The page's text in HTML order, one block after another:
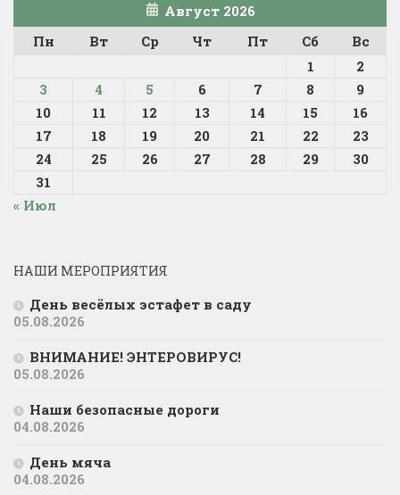
Август 2026
Пн
Вт Ср Чт Пт Сб
Вс
1
2
3
4 5 6 7 8
9
10
11 12 13 14 15
16
17
18 19 20 21 22
23
24
25 26 27 28 29
30
31
« Июл
НАШИ МЕРОПРИЯТИЯ
День весёлых эстафет в саду
05.08.2026
ВНИМАНИЕ! ЭНТЕРОВИРУС!
05.08.2026
Наши безопасные дороги
04.08.2026
День мяча
04.08.2026